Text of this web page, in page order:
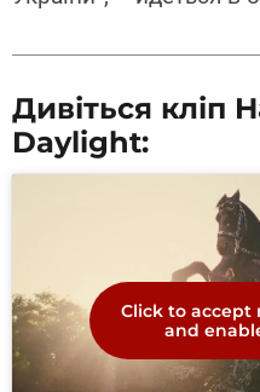
Дивіться кліп
Daylight:
Click to accept
and